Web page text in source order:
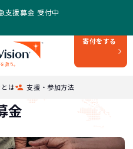
支援募金 受付中
寄付をする
は 支援・参加方法
めの募金
金